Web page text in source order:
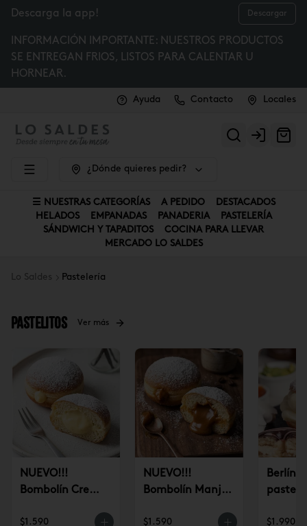
Descarga la app! Descargar
INFORMACIÓN IMPORTANTE: NUESTROS PRODUCTOS
SE ENTREGAN FRIOS, LISTOS PARA CALENTAR U
HORNEAR.
Ayuda Contacto Locales
Login
¿Dónde quieres pedir?
☰ NUESTRAS CATEGORÍAS A PEDIDO
DESTACADOS
HELADOS
EMPANADAS PANADERIA
PASTELERÍA
SÁNDWICH Y TAPADITOS
COCINA PARA LLEVAR
MERCADO LO SALDES
Lo Saldes Pastelería
Pastelitos Ver más
NUEVO!!!
Bombolín Crema
$1.590
NUEVO!!!
Bombolín Manjar
$1.590
Berlín
$1.990